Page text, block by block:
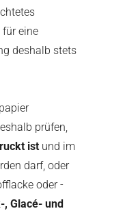
für eine
deshalb stets
prüfen,
ist und im
darf, oder
oder -
, Glacé- und